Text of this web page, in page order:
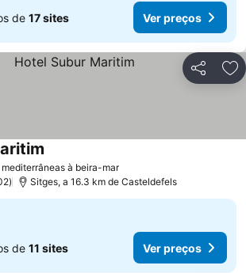
de 17 sites Ver preços
Partilhar
à beira-marVer preços
Sitges, a 16.3 km de Casteldefels
de 11 sites Ver preços